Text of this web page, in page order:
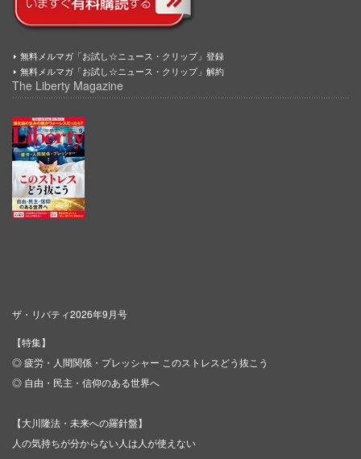
無料メルマガ「お試し☆ニュース・クリップ」登録
無料メルマガ「お試し☆ニュース・クリップ」解約
The Liberty Magazine
ザ・リバティ2026年9月号
【特集】
◎ 疲労・人間関係・プレッシャー このストレスどう抜こう
◎ 自由・民主・信仰のある世界へ
【大川隆法・未来への羅針盤】
人の気持ちが分からない人は人が使えない